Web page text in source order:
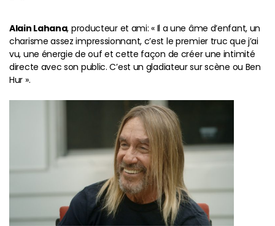
Alain Lahana, producteur et ami: « Il a une âme d’enfant, un
charisme assez impressionnant, c’est le premier truc que j’ai
vu, une énergie de ouf et cette façon de créer une intimité
directe avec son public. C’est un gladiateur sur scène ou Ben
Hur ».